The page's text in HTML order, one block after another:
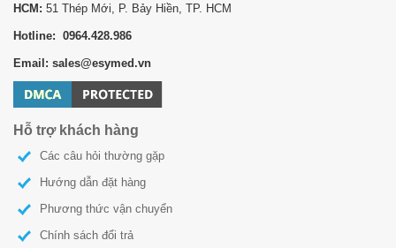
HCM: 51 Thép Mới, P. Bảy Hiền, TP. HCM
Hotline: 0964.428.986
Email: sales@esymed.vn
Hỗ trợ khách hàng
Các câu hỏi thường gặp
Hướng dẫn đặt hàng
Phương thức vận chuyển
Chính sách đổi trả